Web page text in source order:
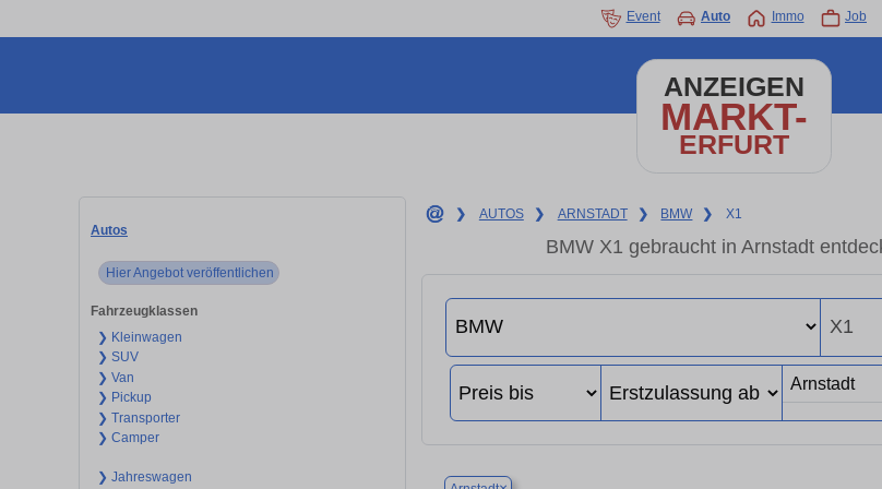
Event Auto Immo Job
ANZEIGEN
MARKT-
ERFURT
Autos
Hier Angebot veröffentlichen
Fahrzeugklassen
❯ Kleinwagen
❯ SUV
❯ Van
❯ Pickup
❯ Transporter
❯ Camper
❯ Jahreswagen
❯ AUTOS ❯ ARNSTADT ❯ BMW ❯ X1
BMW X1 gebraucht in Arnstadt